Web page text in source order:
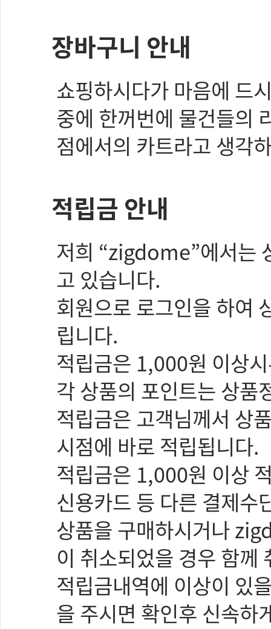
장바구니 안내
쇼핑하시다가 마음에 드
중에 한꺼번에 물건들의
점에서의 카트라고 생각
적립금 안내
저희 “zigdome”에서는
고 있습니다.
회원으로 로그인을 하여
립니다.
적립금은 1,000원 이상
각 상품의 포인트는 상품
적립금은 고객님께서 상
시점에 바로 적립됩니다.
적립금은 1,000원 이상
신용카드 등 다른 결제수
상품을 구매하시거나
이 취소되었을 경우 함께
적립금내역에 이상이 있
을 주시면 확인후 신속하